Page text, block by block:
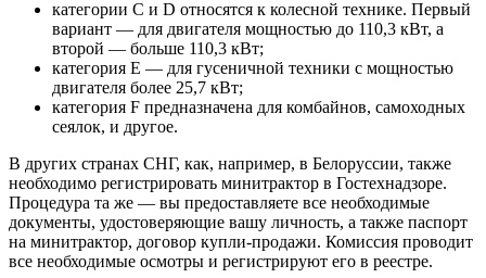
категории С и D относятся к колесной технике. Первый
вариант — для двигателя мощностью до 110,3 кВт, а
второй — больше 110,3 кВт;
категория Е — для гусеничной техники с мощностью
двигателя более 25,7 кВт;
категория F предназначена для комбайнов, самоходных
сеялок, и другое.
В других странах СНГ, как, например, в Белоруссии, также
необходимо регистрировать минитрактор в Гостехнадзоре.
Процедура та же — вы предоставляете все необходимые
документы, удостоверяющие вашу личность, а также паспорт
на минитрактор, договор купли-продажи. Комиссия проводит
все необходимые осмотры и регистрируют его в реестре.